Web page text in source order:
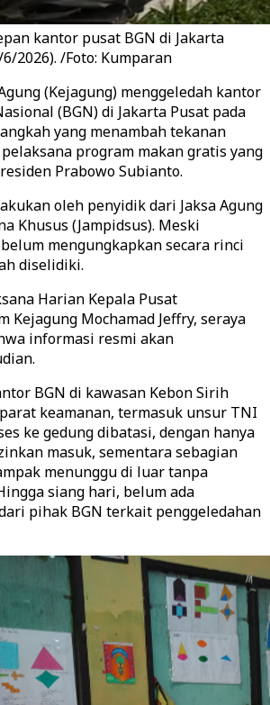
kantor pusat BGN di Jakarta
2026). /Foto: Kumparan
(Kejagung) menggeledah kantor
(BGN) di Jakarta Pusat pada
yang menambah tekanan
program makan gratis yang
Prabowo Subianto.
oleh penyidik dari Jaksa Agung
Khusus (Jampidsus). Meski
mengungkapkan secara rinci
diselidiki.
Harian Kepala Pusat
Kejagung Mochamad Jeffry, seraya
informasi resmi akan
BGN di kawasan Kebon Sirih
keamanan, termasuk unsur TNI
ke gedung dibatasi, dengan hanya
masuk, sementara sebagian
menunggu di luar tanpa
siang hari, belum ada
pihak BGN terkait penggeledahan